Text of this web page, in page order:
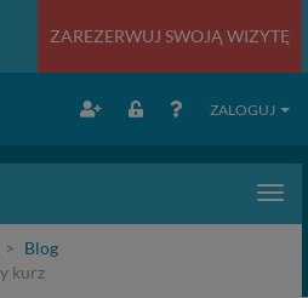
ZAREZERWUJ SWOJĄ WIZYTĘ
ZALOGUJ
Blog
kurz